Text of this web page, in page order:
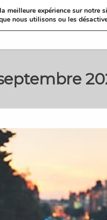
meilleure expérience sur notre
nous utilisons ou les